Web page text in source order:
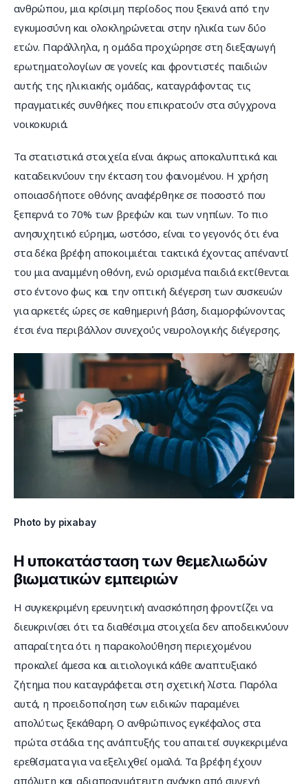
ανθρώπου, μια κρίσιμη περίοδος που ξεκινά από την
εγκυμοσύνη και ολοκληρώνεται στην ηλικία των δύο
ετών. Παράλληλα, η ομάδα προχώρησε στη διεξαγωγή
ερωτηματολογίων σε γονείς και φροντιστές παιδιών
αυτής της ηλικιακής ομάδας, καταγράφοντας τις
πραγματικές συνθήκες που επικρατούν στα σύγχρονα
νοικοκυριά.
Τα στατιστικά στοιχεία είναι άκρως αποκαλυπτικά και
καταδεικνύουν την έκταση του φαινομένου. Η χρήση
οποιασδήποτε οθόνης αναφέρθηκε σε ποσοστό που
ξεπερνά το 70% των βρεφών και των νηπίων. Το πιο
ανησυχητικό εύρημα, ωστόσο, είναι το γεγονός ότι ένα
στα δέκα βρέφη αποκοιμιέται τακτικά έχοντας απέναντί
του μια αναμμένη οθόνη, ενώ ορισμένα παιδιά εκτίθενται
στο έντονο φως και την οπτική διέγερση των συσκευών
για αρκετές ώρες σε καθημερινή βάση, διαμορφώνοντας
έτσι ένα περιβάλλον συνεχούς νευρολογικής διέγερσης.
Photo by pixabay
Η υποκατάσταση των θεμελιωδών
βιωματικών εμπειριών
Η συγκεκριμένη ερευνητική ανασκόπηση φροντίζει να
διευκρινίσει ότι τα διαθέσιμα στοιχεία δεν αποδεικνύουν
απαραίτητα ότι η παρακολούθηση περιεχομένου
προκαλεί άμεσα και αιτιολογικά κάθε αναπτυξιακό
ζήτημα που καταγράφεται στη σχετική λίστα. Παρόλα
αυτά, η προειδοποίηση των ειδικών παραμένει
απολύτως ξεκάθαρη. Ο ανθρώπινος εγκέφαλος στα
πρώτα στάδια της ανάπτυξής του απαιτεί συγκεκριμένα
ερεθίσματα για να εξελιχθεί ομαλά. Τα βρέφη έχουν
απόλυτη και αδιαπραγμάτευτη ανάγκη από συνεχή